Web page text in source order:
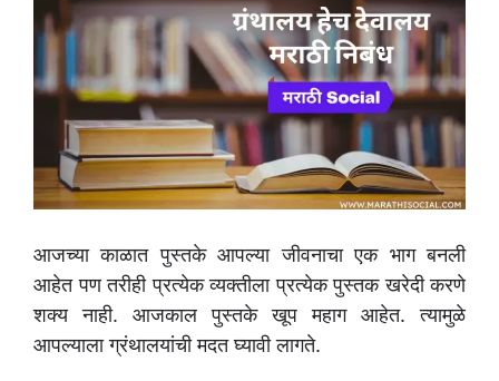
आजच्या काळात पुस्तके आपल्या जीवनाचा एक भाग बनली
आहेत पण तरीही प्रत्येक व्यक्तीला प्रत्येक पुस्तक खरेदी करणे
शक्य नाही. आजकाल पुस्तके खूप महाग आहेत. त्यामुळे
आपल्याला ग्रंथालयांची मदत घ्यावी लागते.